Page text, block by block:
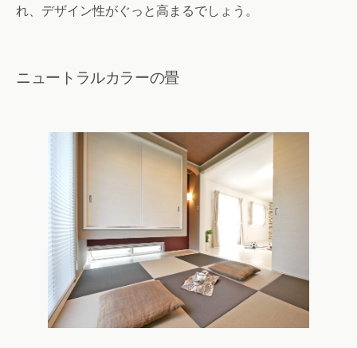
れ、デザイン性がぐっと高まるでしょう。
ニュートラルカラーの畳